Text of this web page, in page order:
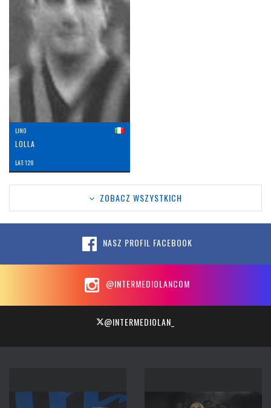
LINO
LOLLA
LAT: 128
ZOBACZ WSZYSTKICH
NASZ PROFIL FACEBOOK
@INTERMEDIOLANCOM
@INTERMEDIOLAN_